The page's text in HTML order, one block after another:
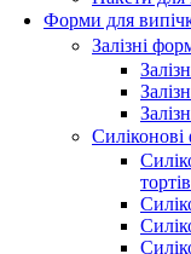
Форми для
Залізні